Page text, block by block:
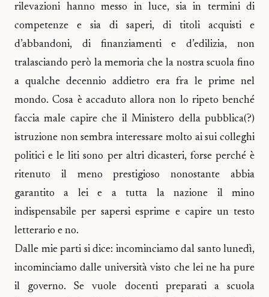
rilevazioni hanno messo in luce, sia in termini di
competenze e sia di saperi, di titoli acquisti e
d’abbandoni, di finanziamenti e d’edilizia, non
tralasciando però la memoria che la nostra scuola fino
a qualche decennio addietro era fra le prime nel
mondo. Cosa è accaduto allora non lo ripeto benché
faccia male capire che il Ministero della pubblica(?)
istruzione non sembra interessare molto ai sui colleghi
politici e le liti sono per altri dicasteri, forse perché è
ritenuto il meno prestigioso nonostante abbia
garantito a lei e a tutta la nazione il mino
indispensabile per sapersi esprime e capire un testo
letterario e no.
Dalle mie parti si dice: incominciamo dal santo lunedì,
incominciamo dalle università visto che lei ne ha pure
il governo. Se vuole docenti preparati a scuola